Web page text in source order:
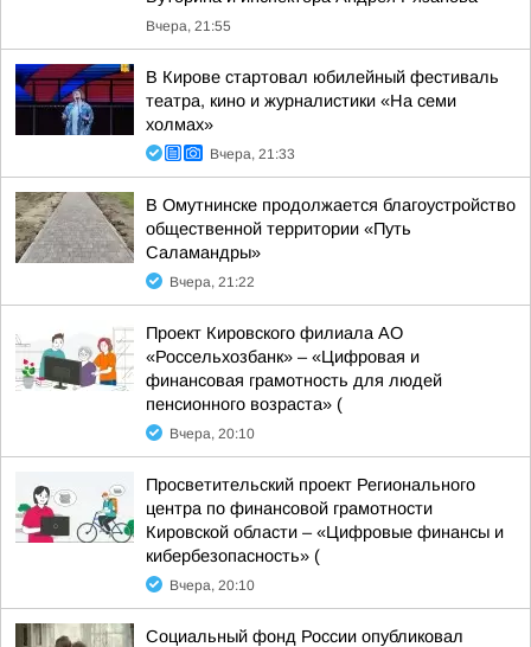
Вчера, 21:55
В Кирове стартовал юбилейный фестиваль
театра, кино и журналистики «На семи
холмах»
Вчера, 21:33
В Омутнинске продолжается благоустройство
общественной территории «Путь
Саламандры»
Вчера, 21:22
Проект Кировского филиала АО
«Россельхозбанк» – «Цифровая и
финансовая грамотность для людей
пенсионного возраста» (
Вчера, 20:10
Просветительский проект Регионального
центра по финансовой грамотности
Кировской области – «Цифровые финансы и
кибербезопасность» (
Вчера, 20:10
Социальный фонд России опубликовал